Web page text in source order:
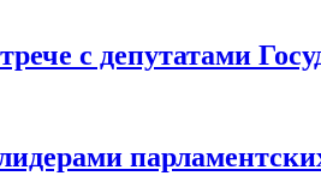
с депутатами